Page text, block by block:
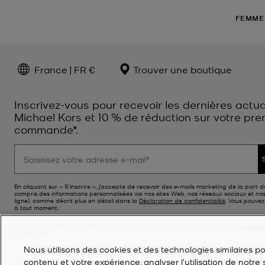
FEMME
France | FR € Trouver une boutique
Inscrivez-vous pour recevoir les dernières
Michael Kors et 10 % de réduction sur votre
commande*.
En cliquant sur « S’inscrire », j’accepte de recevoir des e-mails marketing de la part
compris des informations personnalisées via nos sites Web, nos réseaux sociaux et
ligne), comme décrit plus en détail dans la Déclaration de confidentialité. Vous
à tout moment.
Nous utilisons des cookies et des technologies similaires
contenu et votre expérience, analyser l'utilisation de notre